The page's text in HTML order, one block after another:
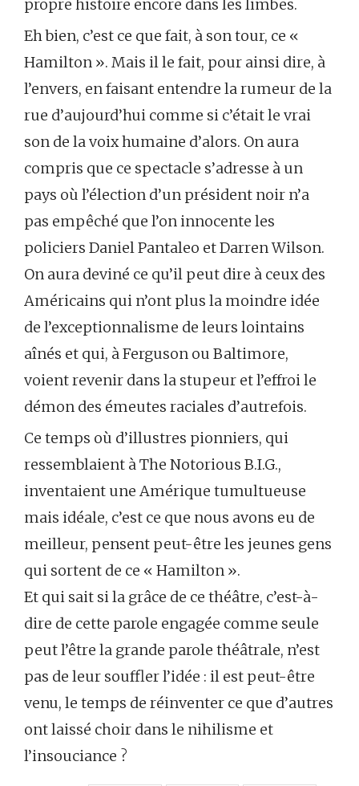
propre histoire encore dans les limbes.
Eh bien, c’est ce que fait, à son tour, ce «
Hamilton ». Mais il le fait, pour ainsi dire, à
l’envers, en faisant entendre la rumeur de la
rue d’aujourd’hui comme si c’était le vrai
son de la voix humaine d’alors. On aura
compris que ce spectacle s’adresse à un
pays où l’élection d’un président noir n’a
pas empêché que l’on innocente les
policiers Daniel Pantaleo et Darren Wilson.
On aura deviné ce qu’il peut dire à ceux des
Américains qui n’ont plus la moindre idée
de l’exceptionnalisme de leurs lointains
aînés et qui, à Ferguson ou Baltimore,
voient revenir dans la stupeur et l’effroi le
démon des émeutes raciales d’autrefois.
Ce temps où d’illustres pionniers, qui
ressemblaient à The Notorious B.I.G.,
inventaient une Amérique tumultueuse
mais idéale, c’est ce que nous avons eu de
meilleur, pensent peut-être les jeunes gens
qui sortent de ce « Hamilton ».
Et qui sait si la grâce de ce théâtre, c’est-à-
dire de cette parole engagée comme seule
peut l’être la grande parole théâtrale, n’est
pas de leur souffler l’idée : il est peut-être
venu, le temps de réinventer ce que d’autres
ont laissé choir dans le nihilisme et
l’insouciance ?